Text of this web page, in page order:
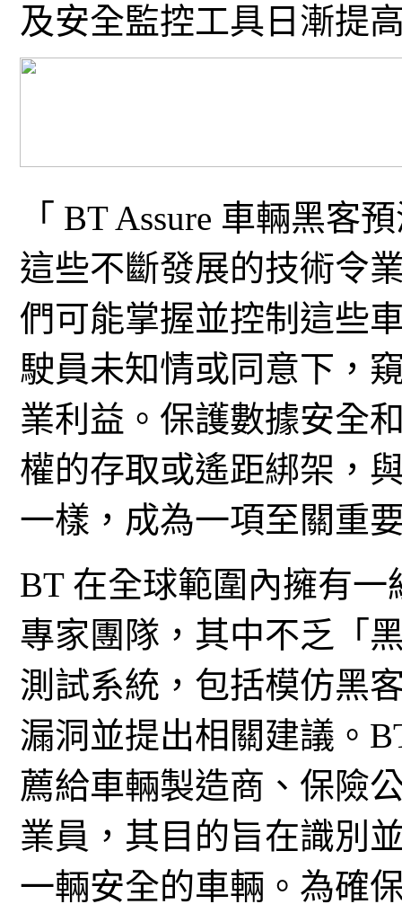
及安全監控工具日漸提
「 BT Assure 車輛黑客
這些不斷發展的技術令
們可能掌握並控制這些
駛員未知情或同意下，
業利益。保護數據安全
權的存取或遙距綁架，
一樣，成為一項至關重
BT 在全球範圍內擁有
專家團隊，其中不乏「
測試系統，包括模仿黑
漏洞並提出相關建議。
薦給車輛製造商、保險
業員，其目的旨在識別
一輛安全的車輛。為確